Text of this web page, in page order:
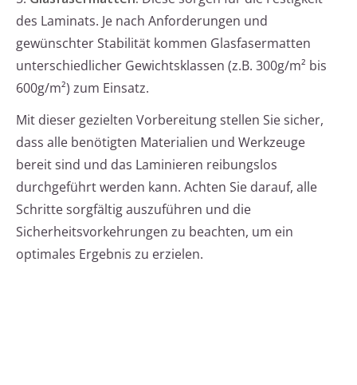
des Laminats. Je nach Anforderungen und
gewünschter Stabilität kommen Glasfasermatten
unterschiedlicher Gewichtsklassen (z.B. 300g/m² bis
600g/m²) zum Einsatz.
Mit dieser gezielten Vorbereitung stellen Sie sicher,
dass alle benötigten Materialien und Werkzeuge
bereit sind und das Laminieren reibungslos
durchgeführt werden kann. Achten Sie darauf, alle
Schritte sorgfältig auszuführen und die
Sicherheitsvorkehrungen zu beachten, um ein
optimales Ergebnis zu erzielen.